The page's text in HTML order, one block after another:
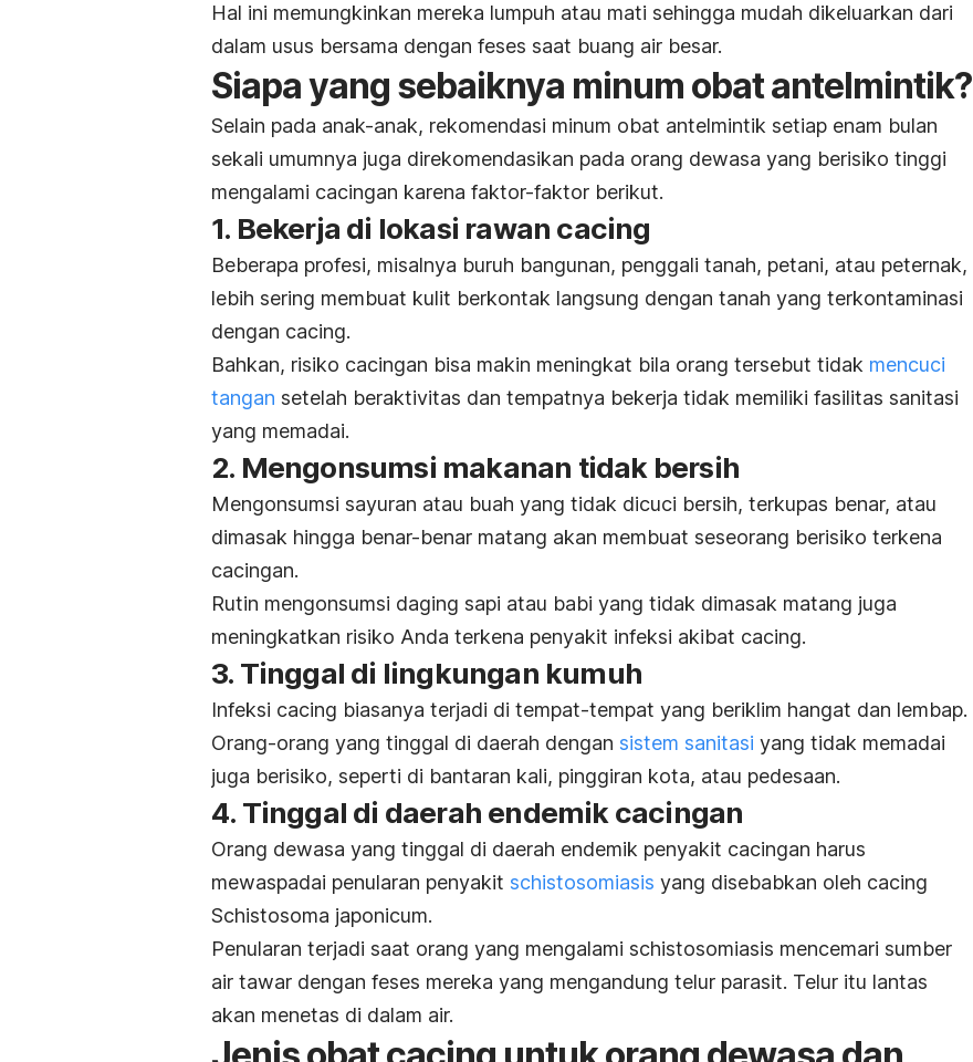
Hal ini memungkinkan mereka lumpuh atau mati sehingga mudah dikeluarkan dari
dalam usus bersama dengan feses saat buang air besar.
Siapa yang sebaiknya minum obat antelmintik?
Selain pada anak-anak, rekomendasi minum obat antelmintik setiap enam bulan
sekali umumnya juga direkomendasikan pada orang dewasa yang berisiko tinggi
mengalami cacingan karena faktor-faktor berikut.
1. Bekerja di lokasi rawan cacing
Beberapa profesi, misalnya buruh bangunan, penggali tanah, petani, atau peternak,
lebih sering membuat kulit berkontak langsung dengan tanah yang terkontaminasi
dengan cacing.
Bahkan, risiko cacingan bisa makin meningkat bila orang tersebut tidak mencuci
tangan setelah beraktivitas dan tempatnya bekerja tidak memiliki fasilitas sanitasi
yang memadai.
2. Mengonsumsi makanan tidak bersih
Mengonsumsi sayuran atau buah yang tidak dicuci bersih, terkupas benar, atau
dimasak hingga benar-benar matang akan membuat seseorang berisiko terkena
cacingan.
Rutin mengonsumsi daging sapi atau babi yang tidak dimasak matang juga
meningkatkan risiko Anda terkena penyakit infeksi akibat cacing.
3. Tinggal di lingkungan kumuh
Infeksi cacing biasanya terjadi di tempat-tempat yang beriklim hangat dan lembap.
Orang-orang yang tinggal di daerah dengan sistem sanitasi yang tidak memadai
juga berisiko, seperti di bantaran kali, pinggiran kota, atau pedesaan.
4. Tinggal di daerah endemik cacingan
Orang dewasa yang tinggal di daerah endemik penyakit cacingan harus
mewaspadai penularan penyakit schistosomiasis yang disebabkan oleh cacing
Schistosoma japonicum.
Penularan terjadi saat orang yang mengalami schistosomiasis mencemari sumber
air tawar dengan feses mereka yang mengandung telur parasit. Telur itu lantas
akan menetas di dalam air.